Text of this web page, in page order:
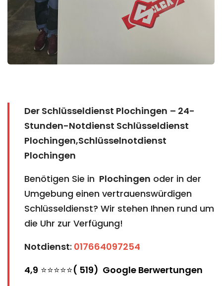
Der Schlüsseldienst Plochingen – 24-
Stunden-Notdienst Schlüsseldienst
Plochingen,Schlüsselnotdienst
Plochingen
Benötigen Sie in Plochingen oder in der
Umgebung einen vertrauenswürdigen
Schlüsseldienst? Wir stehen Ihnen rund um
die Uhr zur Verfügung!
Notdienst: 017664097254
4,9 ⭐⭐⭐⭐⭐( 519) Google Berwertungen